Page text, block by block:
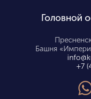
Головной
Башня
+7